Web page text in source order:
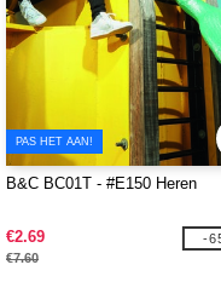
PAS HET AAN!
B&C BC01T - #E150 Heren
€2.69
€7.60
-